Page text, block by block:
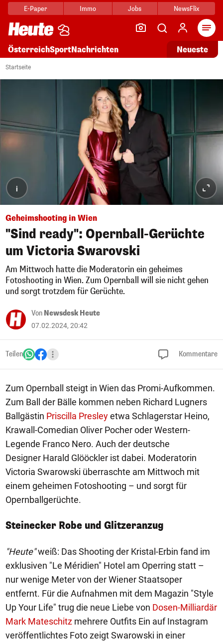
E-Paper Immo Jobs NewsFlix
ÖsterreichSportNachrichten Neueste
Startseite
i
Geheimshooting in Wien
"Sind ready": Opernball-Gerüchte
um Victoria Swarovski
Am Mittwoch hatte die Moderatorin ein geheimes
Fotoshooting in Wien. Zum Opernball will sie nicht gehen
und sorgt trotzdem für Gerüchte.
Von Newsdesk Heute
07.02.2024, 20:42
Teilen Kommentare
Zum Opernball steigt in Wien das Promi-Aufkommen.
Zum Ball der Bälle kommen neben Richard Lugners
Ballgästin Priscilla Presleyetwa Schlagerstar Heino,
Krawall-Comedian Oliver Pocher oder Western-
Legende Franco Nero. Auch der deutsche
Designer Harald Glööckler ist dabei. Moderatorin
Victoria Swarowski überraschte am Mittwoch mit
einem geheimen Fotoshooting – und sorgt für
Opernballgerüchte.
Steinecker Robe und Glitzeranzug
"Heute"weiß: Das Shooting der Kristal-Erbin fand im
exklusiven "Le Méridien" Hotel am Operring statt –
nur wenige Meter von der Wiener Staatsoper
entfernt. Für die Aufnahmen mit dem Magazin "Style
Up Your Life" trug die neue Liebe von Dosen-Milliardär
Mark Mateschitz mehrere Outfits Ein auf Instagram
veröffentlichtes Foto zeigt Swarowski in einer